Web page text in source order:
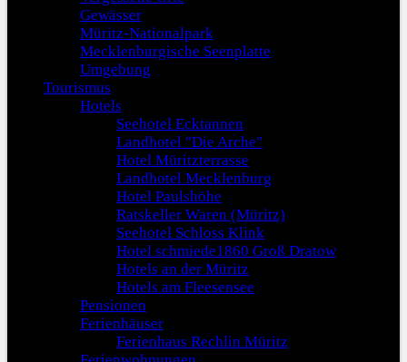
Gewässer
Müritz-Nationalpark
Mecklenburgische Seenplatte
Umgebung
Tourismus
Hotels
Seehotel Ecktannen
Landhotel "Die Arche"
Hotel Müritzterrasse
Landhotel Mecklenburg
Hotel Paulshöhe
Ratskeller Waren (Müritz)
Seehotel Schloss Klink
Hotel schmiede1860 Groß Dratow
Hotels an der Müritz
Hotels am Fleesensee
Pensionen
Ferienhäuser
Ferienhaus Rechlin Müritz